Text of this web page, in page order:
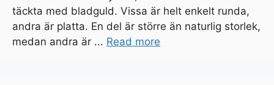
täckta med bladguld. Vissa är helt enkelt runda,
andra är platta. En del är större än naturlig storlek,
medan andra är ... Read more